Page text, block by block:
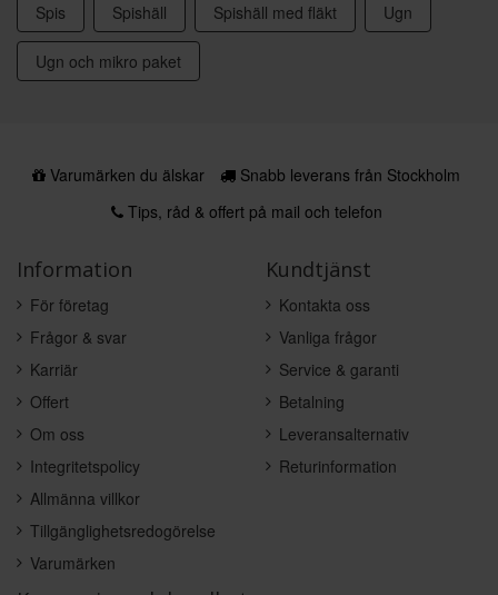
Spis Spishäll Spishäll med fläkt Ugn
Ugn och mikro paket
Varumärken du älskar
Snabb leverans från Stockholm
Tips, råd & offert på mail och telefon
Information
För företag
Frågor & svar
Karriär
Offert
Om oss
Integritetspolicy
Allmänna villkor
Tillgänglighetsredogörelse
Varumärken
Kundtjänst
Kontakta oss
Vanliga frågor
Service & garanti
Betalning
Leveransalternativ
Returinformation